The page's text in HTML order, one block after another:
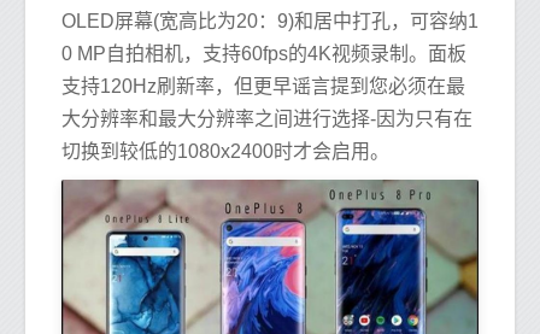
OLED屏幕(宽高比为20：9)和居中打孔，可容纳1
0 MP自拍相机，支持60fps的4K视频录制。面板
支持120Hz刷新率，但更早谣言提到您必须在最
大分辨率和最大分辨率之间进行选择-因为只有在
切换到较低的1080x2400时才会启用。